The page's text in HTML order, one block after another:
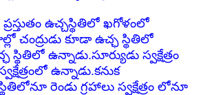
ప్రస్తుతం ఉచ్చస్థితిలో ఖగోళంలో
చంద్రుడు కూడా ఉచ్ఛ స్థితిలో
స్థితిలో ఉన్నాడు.సూర్యుడు స్వక్షేత్రం
ఉన్నాడు.కనుక
రెండు గ్రహాలు స్వక్షేత్రం లోనూ